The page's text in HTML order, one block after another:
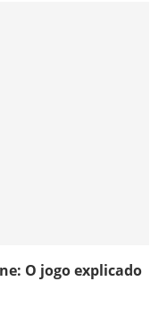
O jogo explicado